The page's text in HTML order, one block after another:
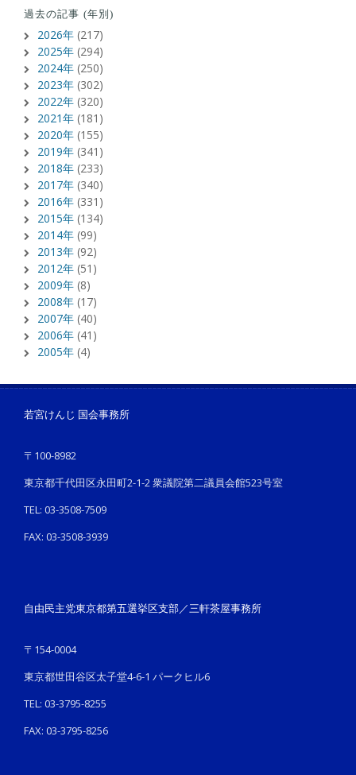
過去の記事 (年別)
2026年 (217)
2025年 (294)
2024年 (250)
2023年 (302)
2022年 (320)
2021年 (181)
2020年 (155)
2019年 (341)
2018年 (233)
2017年 (340)
2016年 (331)
2015年 (134)
2014年 (99)
2013年 (92)
2012年 (51)
2009年 (8)
2008年 (17)
2007年 (40)
2006年 (41)
2005年 (4)
若宮けんじ 国会事務所
〒100-8982
東京都千代田区永田町2-1-2 衆議院第二議員会館523号室
TEL: 03-3508-7509
FAX: 03-3508-3939
自由民主党東京都第五選挙区支部／三軒茶屋事務所
〒154-0004
東京都世田谷区太子堂4-6-1 パークヒル6
TEL: 03-3795-8255
FAX: 03-3795-8256